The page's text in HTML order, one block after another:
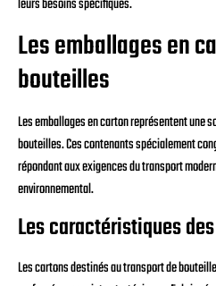
leurs besoins spécifiques.
Les emballages en
bouteilles
Les emballages en carton représentent une
bouteilles. Ces contenants spécialement
répondant aux exigences du transport
environnemental.
Les caractéristiques
Les cartons destinés au transport de